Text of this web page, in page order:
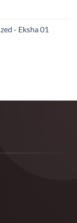
- Eksha 01